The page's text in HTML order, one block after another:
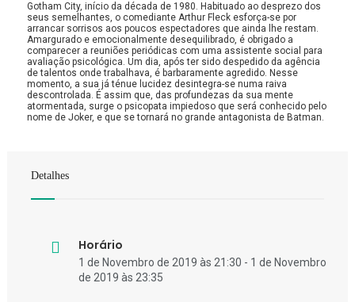
Gotham City, início da década de 1980. Habituado ao desprezo dos
seus semelhantes, o comediante Arthur Fleck esforça-se por
arrancar sorrisos aos poucos espectadores que ainda lhe restam.
Amargurado e emocionalmente desequilibrado, é obrigado a
comparecer a reuniões periódicas com uma assistente social para
avaliação psicológica. Um dia, após ter sido despedido da agência
de talentos onde trabalhava, é barbaramente agredido. Nesse
momento, a sua já ténue lucidez desintegra-se numa raiva
descontrolada. É assim que, das profundezas da sua mente
atormentada, surge o psicopata impiedoso que será conhecido pelo
nome de Joker, e que se tornará no grande antagonista de Batman.
Detalhes
Horário
1 de Novembro de 2019 às 21:30 - 1 de Novembro
de 2019 às 23:35